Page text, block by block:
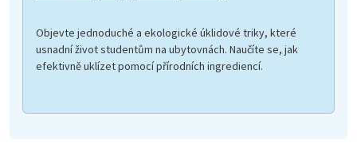
Objevte jednoduché a ekologické úklidové triky, které
usnadní život studentům na ubytovnách. Naučíte se, jak
efektivně uklízet pomocí přírodních ingrediencí.